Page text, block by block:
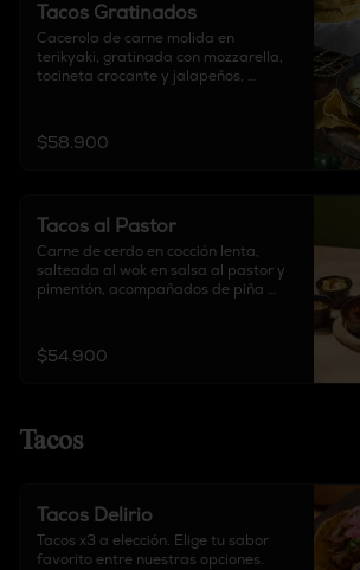
Tacos Gratinados
Cacerola de carne molida en
terikyaki, gratinada con mozzarella,
tocineta crocante y jalapeños,
$58.900
Tacos al Pastor
Carne de cerdo en cocción lenta,
salteada al wok en salsa al pastor y
pimentón, acompañados de piña
$54.900
Tacos
Tacos Delirio
Tacos x3 a elección. Elige tu sabor
favorito entre nuestras opciones.